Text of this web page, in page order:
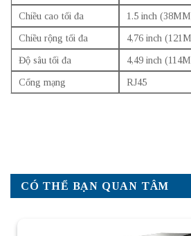
Chiều cao tối đa
1.5 inch
Chiều rộng tối đa
4,76 inch
Độ sâu tối đa
4,49 inch
Cổng mạng
RJ45
CÓ THỂ BẠN QUAN TÂM